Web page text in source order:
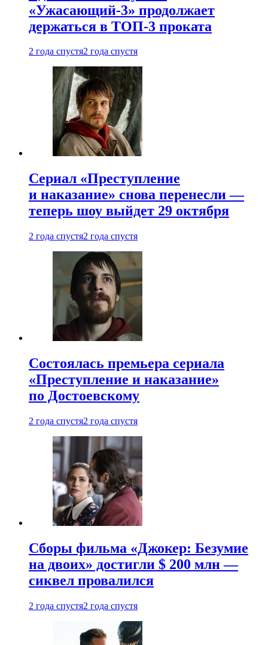
«Ужасающий-3» продолжает
держаться в ТОП-3 проката
2 года спустя2 года спустя
Сериал «Преступление
и наказание» снова перенесли —
теперь шоу выйдет 29 октября
2 года спустя2 года спустя
Состоялась премьера сериала
«Преступление и наказание»
по Достоевскому
2 года спустя2 года спустя
Сборы фильма «Джокер: Безумие
на двоих» достигли $ 200 млн —
сиквел провалился
2 года спустя2 года спустя